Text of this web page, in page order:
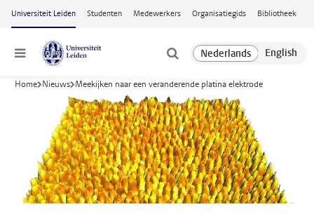
Ga naar hoofdinhoud
Universiteit Leiden Studenten Medewerkers Organisatiegids Bibliotheek
Menu
Home Nieuws Meekijken naar een veranderende platina elektrode